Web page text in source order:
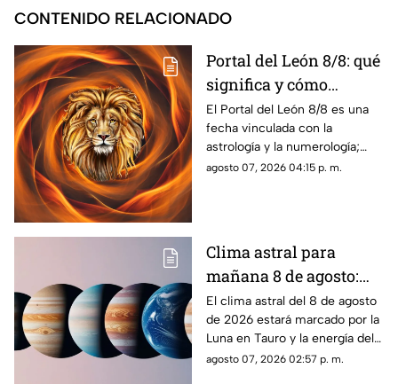
CONTENIDO RELACIONADO
Portal del León 8/8: qué
significa y cómo
aprovechar la energía
de esta fecha
El Portal del León 8/8 es una
fecha vinculada con la
astrología y la numerología;
conoce qué significa, por qué
agosto 07, 2026 04:15 p. m.
Clima astral para
mañana 8 de agosto:
los principales
movimientos
planetarios y el
horóscopo de cada
El clima astral del 8 de agosto
de 2026 estará marcado por la
Luna en Tauro y la energía del
Sol en Leo. Conoce los
agosto 07, 2026 02:57 p. m.